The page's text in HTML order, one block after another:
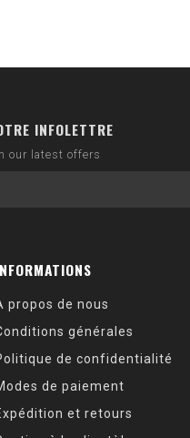
INFOLETTRE
our latest offers
propos de nous
générales
de confidentialité
de paiement
et retours